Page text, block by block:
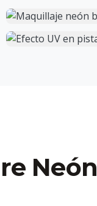
Neón